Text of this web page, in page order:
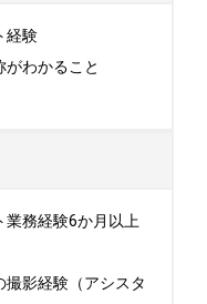
経験
がわかること
業務経験6か月以上
撮影経験（アシスタ